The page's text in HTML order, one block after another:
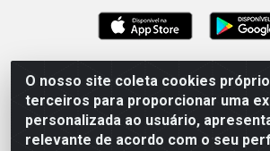
O nosso site coleta cookies
terceiros para proporcionar uma
personalizada ao usuário,
relevante de acordo com o seu
Polybalas - Rua João Miguel de Souza,
Ernesto Geisel, João Pessoa/PB - CEP
00.909.327/0002-61